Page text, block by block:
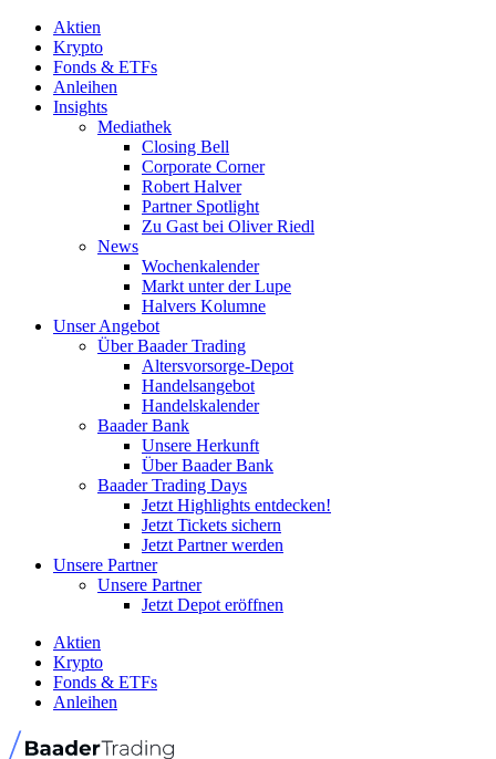
Aktien
Krypto
Fonds & ETFs
Anleihen
Insights
Mediathek
Closing Bell
Corporate Corner
Robert Halver
Partner Spotlight
Zu Gast bei Oliver Riedl
News
Wochenkalender
Markt unter der Lupe
Halvers Kolumne
Unser Angebot
Über Baader Trading
Altersvorsorge-Depot
Handelsangebot
Handelskalender
Baader Bank
Unsere Herkunft
Über Baader Bank
Baader Trading Days
Jetzt Highlights entdecken!
Jetzt Tickets sichern
Jetzt Partner werden
Unsere Partner
Unsere Partner
Jetzt Depot eröffnen
Aktien
Krypto
Fonds & ETFs
Anleihen